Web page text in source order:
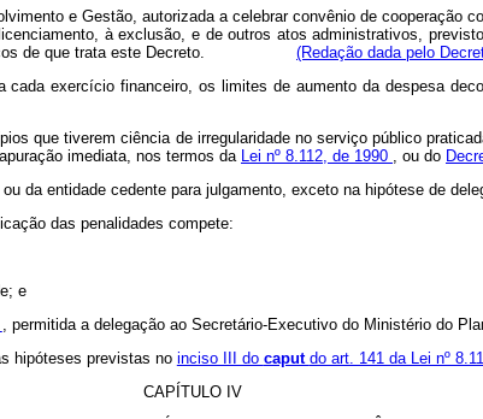
e Gestão, autorizada a celebrar convênio de cooperação
à exclusão, e de outros atos administrativos,
públicos de que trata este Decreto. (Redação dada pelo
cada exercício financeiro, os limites de aumento da despesa
que tiverem ciência de irregularidade no serviço público
imediata, nos termos da Lei nº 8.112, de 1990 , ou do
da entidade cedente para julgamento, exceto na hipótese de
das penalidades compete:
e
, permitida a delegação ao Secretário-Executivo do Ministério do
hipóteses previstas no inciso III do caput do art. 141 da Lei nº
CAPÍTULO IV